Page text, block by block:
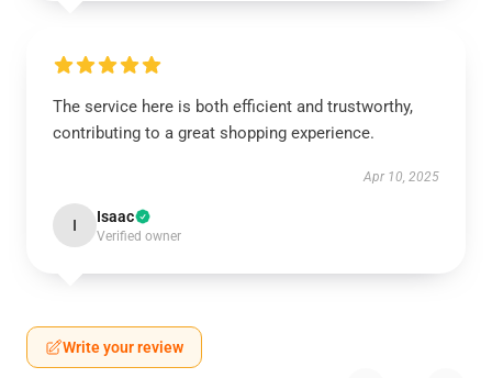
The service here is both efficient and trustworthy,
contributing to a great shopping experience.
Apr 10, 2025
I Isaac
Verified owner
Write your review